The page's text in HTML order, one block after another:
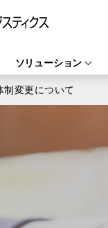
ソリューション
制変更について